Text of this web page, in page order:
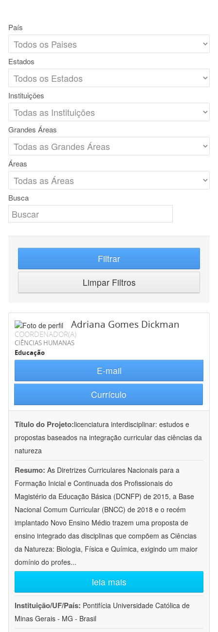
País
Estados
Instituições
Grandes Áreas
Áreas
Busca
Filtrar
Limpar Filtros
Adriana Gomes Dickman
COORDENADOR(A)
CIÊNCIAS HUMANAS
Educação
E-mail
Currículo
Título do Projeto:licenciatura interdisciplinar: estudos e
propostas baseados na integração curricular das ciências da
natureza
Resumo: As Diretrizes Curriculares Nacionais para a
Formação Inicial e Continuada dos Profissionais do
Magistério da Educação Básica (DCNFP) de 2015, a Base
Nacional Comum Curricular (BNCC) de 2018 e o recém
implantado Novo Ensino Médio trazem uma proposta de
ensino integrado das disciplinas que compõem as Ciências
da Natureza: Biologia, Física e Química, exigindo um maior
domínio do profes...
leia mais
Instituição/UF/País: Pontifícia Universidade Católica de
Minas Gerais - MG - Brasil